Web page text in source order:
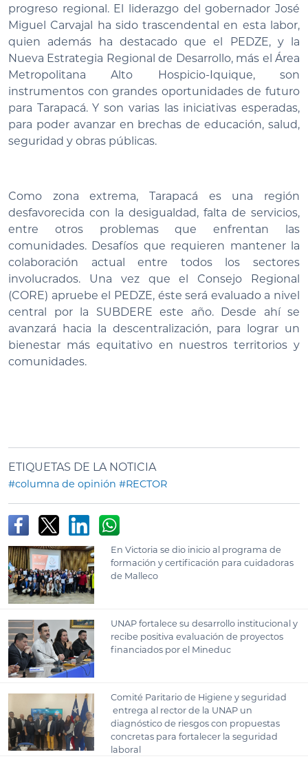
progreso regional. El liderazgo del gobernador José
Miguel Carvajal ha sido trascendental en esta labor,
quien además ha destacado que el PEDZE, y la
Nueva Estrategia Regional de Desarrollo, más el Área
Metropolitana Alto Hospicio-Iquique, son
instrumentos con grandes oportunidades de futuro
para Tarapacá. Y son varias las iniciativas esperadas,
para poder avanzar en brechas de educación, salud,
seguridad y obras públicas.
Como zona extrema, Tarapacá es una región
desfavorecida con la desigualdad, falta de servicios,
entre otros problemas que enfrentan las
comunidades. Desafíos que requieren mantener la
colaboración actual entre todos los sectores
involucrados. Una vez que el Consejo Regional
(CORE) apruebe el PEDZE, éste será evaluado a nivel
central por la SUBDERE este año. Desde ahí se
avanzará hacia la descentralización, para lograr un
bienestar más equitativo en nuestros territorios y
comunidades.
ETIQUETAS DE LA NOTICIA
#columna de opinión #RECTOR
En Victoria se dio inicio al programa de
formación y certificación para cuidadoras
de Malleco
UNAP fortalece su desarrollo institucional y
recibe positiva evaluación de proyectos
financiados por el Mineduc
Comité Paritario de Higiene y seguridad
entrega al rector de la UNAP un
diagnóstico de riesgos con propuestas
concretas para fortalecer la seguridad
laboral